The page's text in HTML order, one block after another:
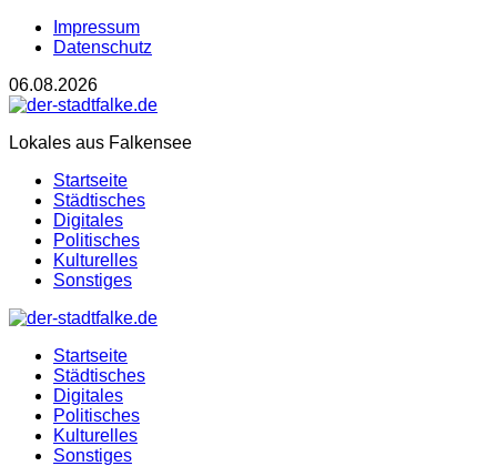
Impressum
Datenschutz
06.08.2026
Lokales aus Falkensee
Startseite
Städtisches
Digitales
Politisches
Kulturelles
Sonstiges
Startseite
Städtisches
Digitales
Politisches
Kulturelles
Sonstiges